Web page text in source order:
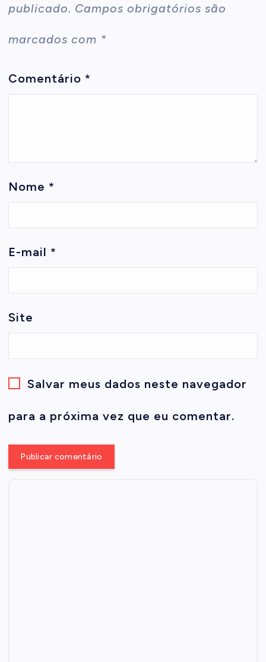
publicado. Campos obrigatórios são
marcados com *
Comentário *
Nome *
E-mail *
Site
Salvar meus dados neste navegador
para a próxima vez que eu comentar.